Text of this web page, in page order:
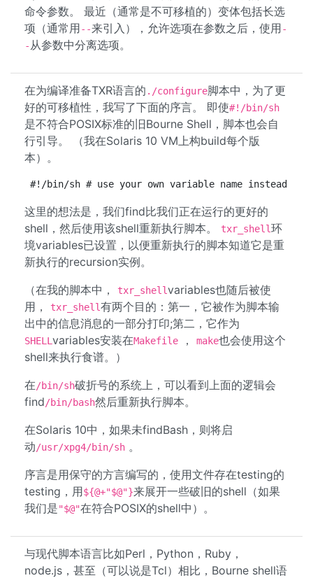
命令参数。 最近（通常是不可移植的）变体包括长选
项（通常用--来引入），允许选项在参数之后，使用-
-从参数中分离选项。
在为编译准备TXR语言的 ./configure脚本中，为了更
好的可移植性，我写了下面的序言。 即使#!/bin/sh
是不符合POSIX标准的旧Bourne Shell，脚本也会自
行引导。 （我在Solaris 10 VM上构build每个版
本）。
#!/bin/sh # use your own variable name
这里的想法是，我们find比我们正在运行的更好的
shell，然后使用该shell重新执行脚本。
txr_shell环
境variables已设置，以便重新执行的脚本知道它是重
新执行的recursion实例。
（在我的脚本中，
txr_shellvariables也随后被使
用，
txr_shell有两个目的：第一，它被作为脚本输
出中的信息消息的一部分打印;第二，它作为
SHELL variables安装在Makefile ， make也会使用这个
shell来执行食谱。）
在/bin/sh破折号的系统上，可以看到上面的逻辑会
find/bin/bash然后重新执行脚本。
在Solaris 10中，如果未findBash，则将启
动/usr/xpg4/bin/sh 。
序言是用保守的方言编写的，使用文件存在testing的
testing，用${@+"$@"}来展开一些破旧的shell（如果
我们是"$@"在符合POSIX的shell中）。
与现代脚本语言比如Perl，Python，Ruby，
node.js，甚至（可以说是Tcl）相比，Bourne shell语